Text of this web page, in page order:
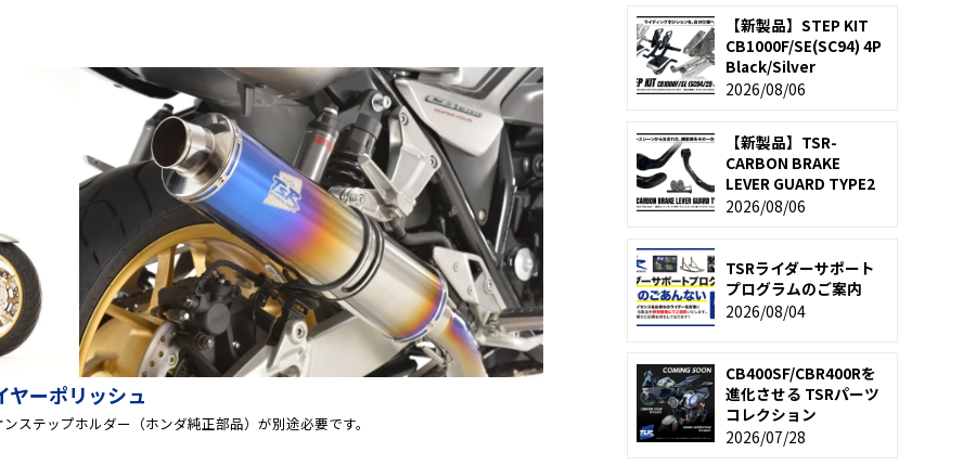
ヤーポリッシュ
テップホルダー（ホンダ純正部品）が別途必要です。
【新製品】STEP KIT
CB1000F/SE(SC94) 4P
Black/Silver
2026/08/06
【新製品】TSR-
CARBON BRAKE
LEVER GUARD TYPE2
2026/08/06
TSRライダーサポート
プログラムのご案内
2026/08/04
CB400SF/CBR400Rを
進化させる TSRパーツ
コレクション
2026/07/28